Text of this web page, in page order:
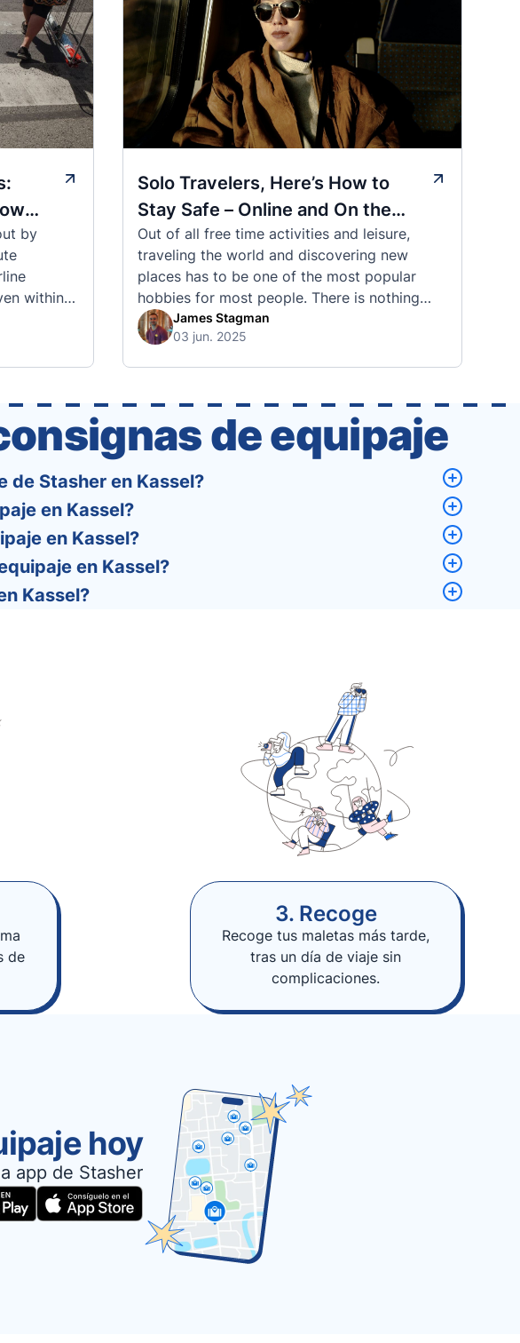
by
within
why
to help
Solo Travelers, Here’s How to
Stay Safe – Online and On the
Road
Out of all free time activities and leisure,
traveling the world and discovering new
places has to be one of the most popular
hobbies for most people. There is nothing
quite like visiting a brand new city, country,
or region and experiencing the culture, the
James Stagman
03 jun. 2025
de equipaje
de Stasher en Kassel?
en Kassel?
en Kassel?
en Kassel?
Kassel?
de
3. Recoge
Recoge tus maletas más tarde,
tras un día de viaje sin
complicaciones.
hoy
app de Stasher